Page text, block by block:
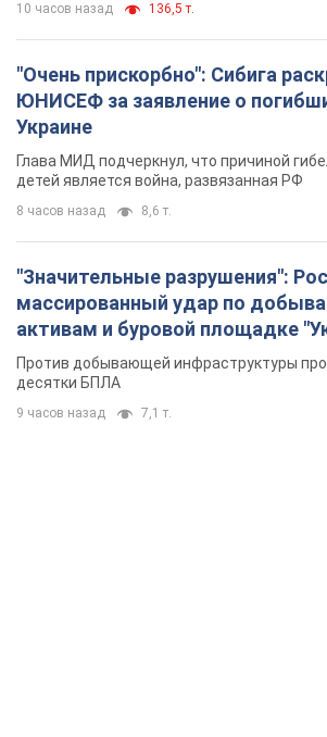
10 часов назад 136,5 т.
"Очень прискорбно": Сибига
ЮНИСЕФ за заявление о
Украине
Глава МИД подчеркнул, что причиной
детей является война, развязанная РФ
8 часов назад 8,6 т.
"Значительные разрушения":
массированный удар по
активам и буровой площадке
Против добывающей инфраструктуры
десятки БПЛА
9 часов назад 7,1 т.